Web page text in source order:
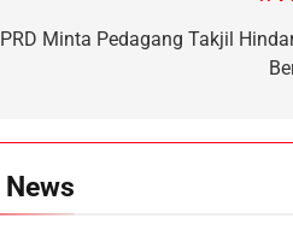
Minta Pedagang Takjil
Dibakar Penghuninya
Mantan Wakil Wali Kota
REGION VIRAL
Suara Bising Berujung